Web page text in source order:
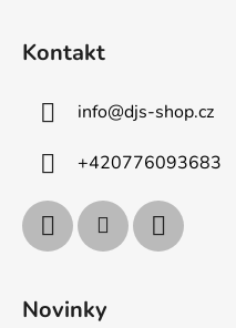
Kontakt
info@djs-shop.cz
+420776093683
Novinky